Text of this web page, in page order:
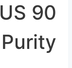
90
Purity